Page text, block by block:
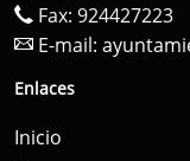
Fax: 924427223
E-mail:
Enlaces
Inicio